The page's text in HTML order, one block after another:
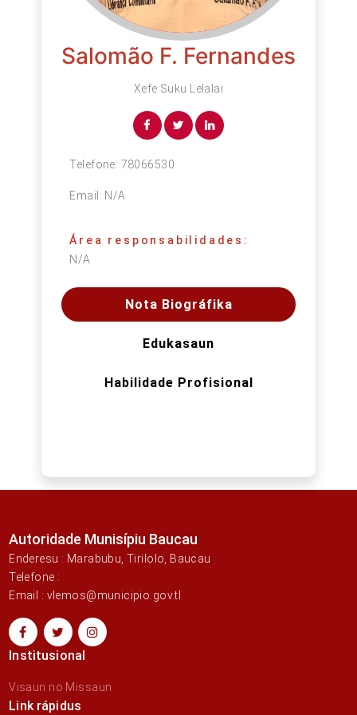
Salomão F. Fernandes
Xefe Suku Lelalai
Telefone: 78066530
Email: N/A
Área responsabilidades:
N/A
Nota Biográfika
Edukasaun
Habilidade Profisional
Autoridade Munisípiu Baucau
Enderesu : Marabubu, Tirilolo, Baucau
Telefone :
Email : vlemos@municipio.gov.tl
Institusional
Visaun no Missaun
Link rápidus